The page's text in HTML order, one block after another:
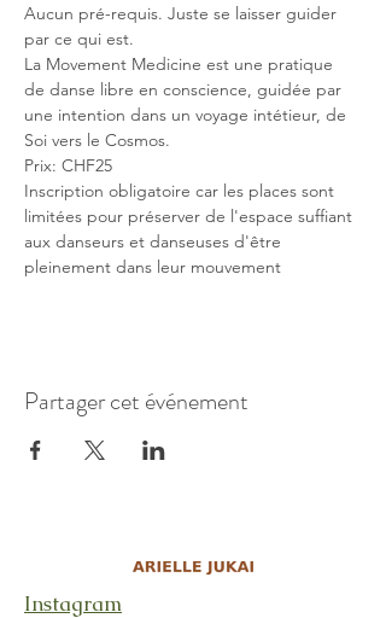
Aucun pré-requis. Juste se laisser guider
par ce qui est.
La Movement Medicine est une pratique
de danse libre en conscience, guidée par
une intention dans un voyage intétieur, de
Soi vers le Cosmos.
Prix: CHF25
Inscription obligatoire car les places sont
limitées pour préserver de l'espace suffiant
aux danseurs et danseuses d'être
pleinement dans leur mouvement
Partager cet événement
Instagram